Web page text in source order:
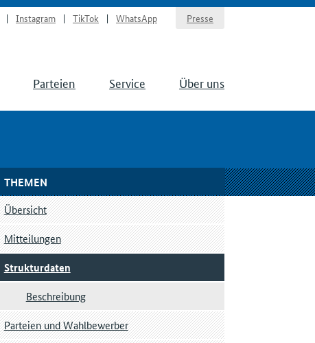
Instagram TikTok WhatsApp Presse
Parteien Service Über uns
THEMEN
Übersicht
Mitteilungen
Strukturdaten
Beschreibung
Parteien und Wahlbewerber